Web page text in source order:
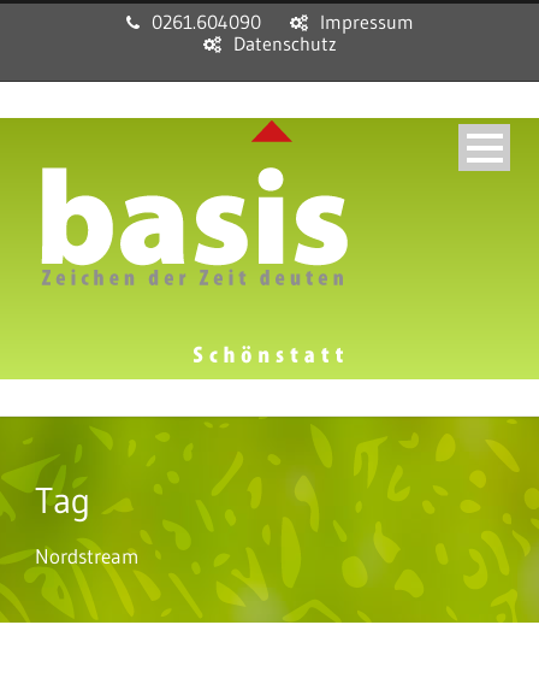
0261.604090
Impressum
Datenschutz
Tag
Nordstream